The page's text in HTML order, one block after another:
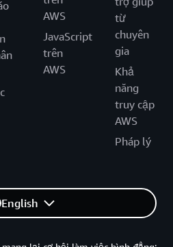
AWS
JavaScript
trên
AWS
từ
chuyên
gia
Khả
năng
truy cập
AWS
Pháp lý
English